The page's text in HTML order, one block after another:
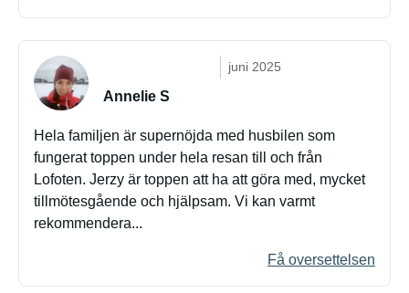
juni 2025
Annelie S
Hela familjen är supernöjda med husbilen som
fungerat toppen under hela resan till och från
Lofoten. Jerzy är toppen att ha att göra med, mycket
tillmötesgående och hjälpsam. Vi kan varmt
rekommendera...
Få oversettelsen